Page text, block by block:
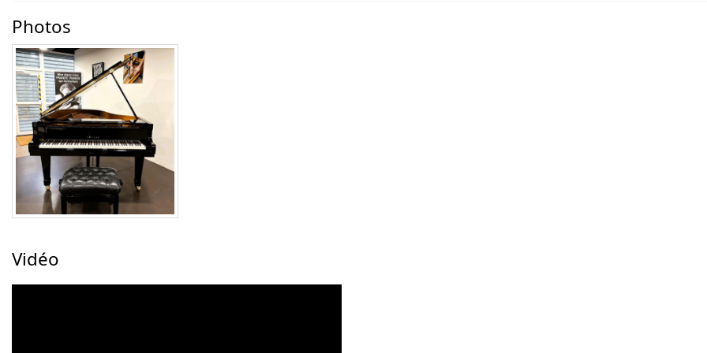
Photos
Vidéo